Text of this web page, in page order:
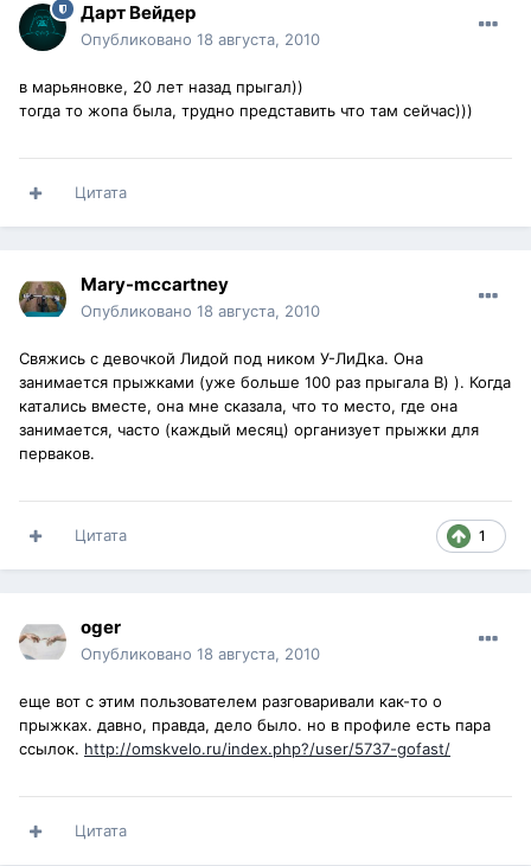
Дарт Вейдер
Опубликовано 18 августа, 2010
в марьяновке, 20 лет назад прыгал))
тогда то жопа была, трудно представить что там сейчас)))
Цитата
Mary-mccartney
Опубликовано 18 августа, 2010
Свяжись с девочкой Лидой под ником У-ЛиДка. Она
занимается прыжками (уже больше 100 раз прыгала B) ). Когда
катались вместе, она мне сказала, что то место, где она
занимается, часто (каждый месяц) организует прыжки для
перваков.
1
Цитата
oger
Опубликовано 18 августа, 2010
еще вот с этим пользователем разговаривали как-то о
прыжках. давно, правда, дело было. но в профиле есть пара
ссылок. http://omskvelo.ru/index.php?/user/5737-gofast/
Цитата